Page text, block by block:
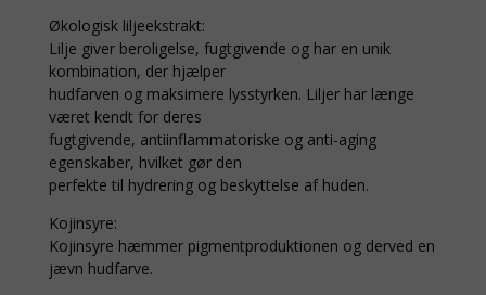
Økologisk liljeekstrakt:
Lilje giver beroligelse, fugtgivende og har en unik
kombination, der hjælper
hudfarven og maksimere lysstyrken. Liljer har længe
været kendt for deres
fugtgivende, antiinflammatoriske og anti-aging
egenskaber, hvilket gør den
perfekte til hydrering og beskyttelse af huden.
Kojinsyre:
Kojinsyre hæmmer pigmentproduktionen og derved en
jævn hudfarve.